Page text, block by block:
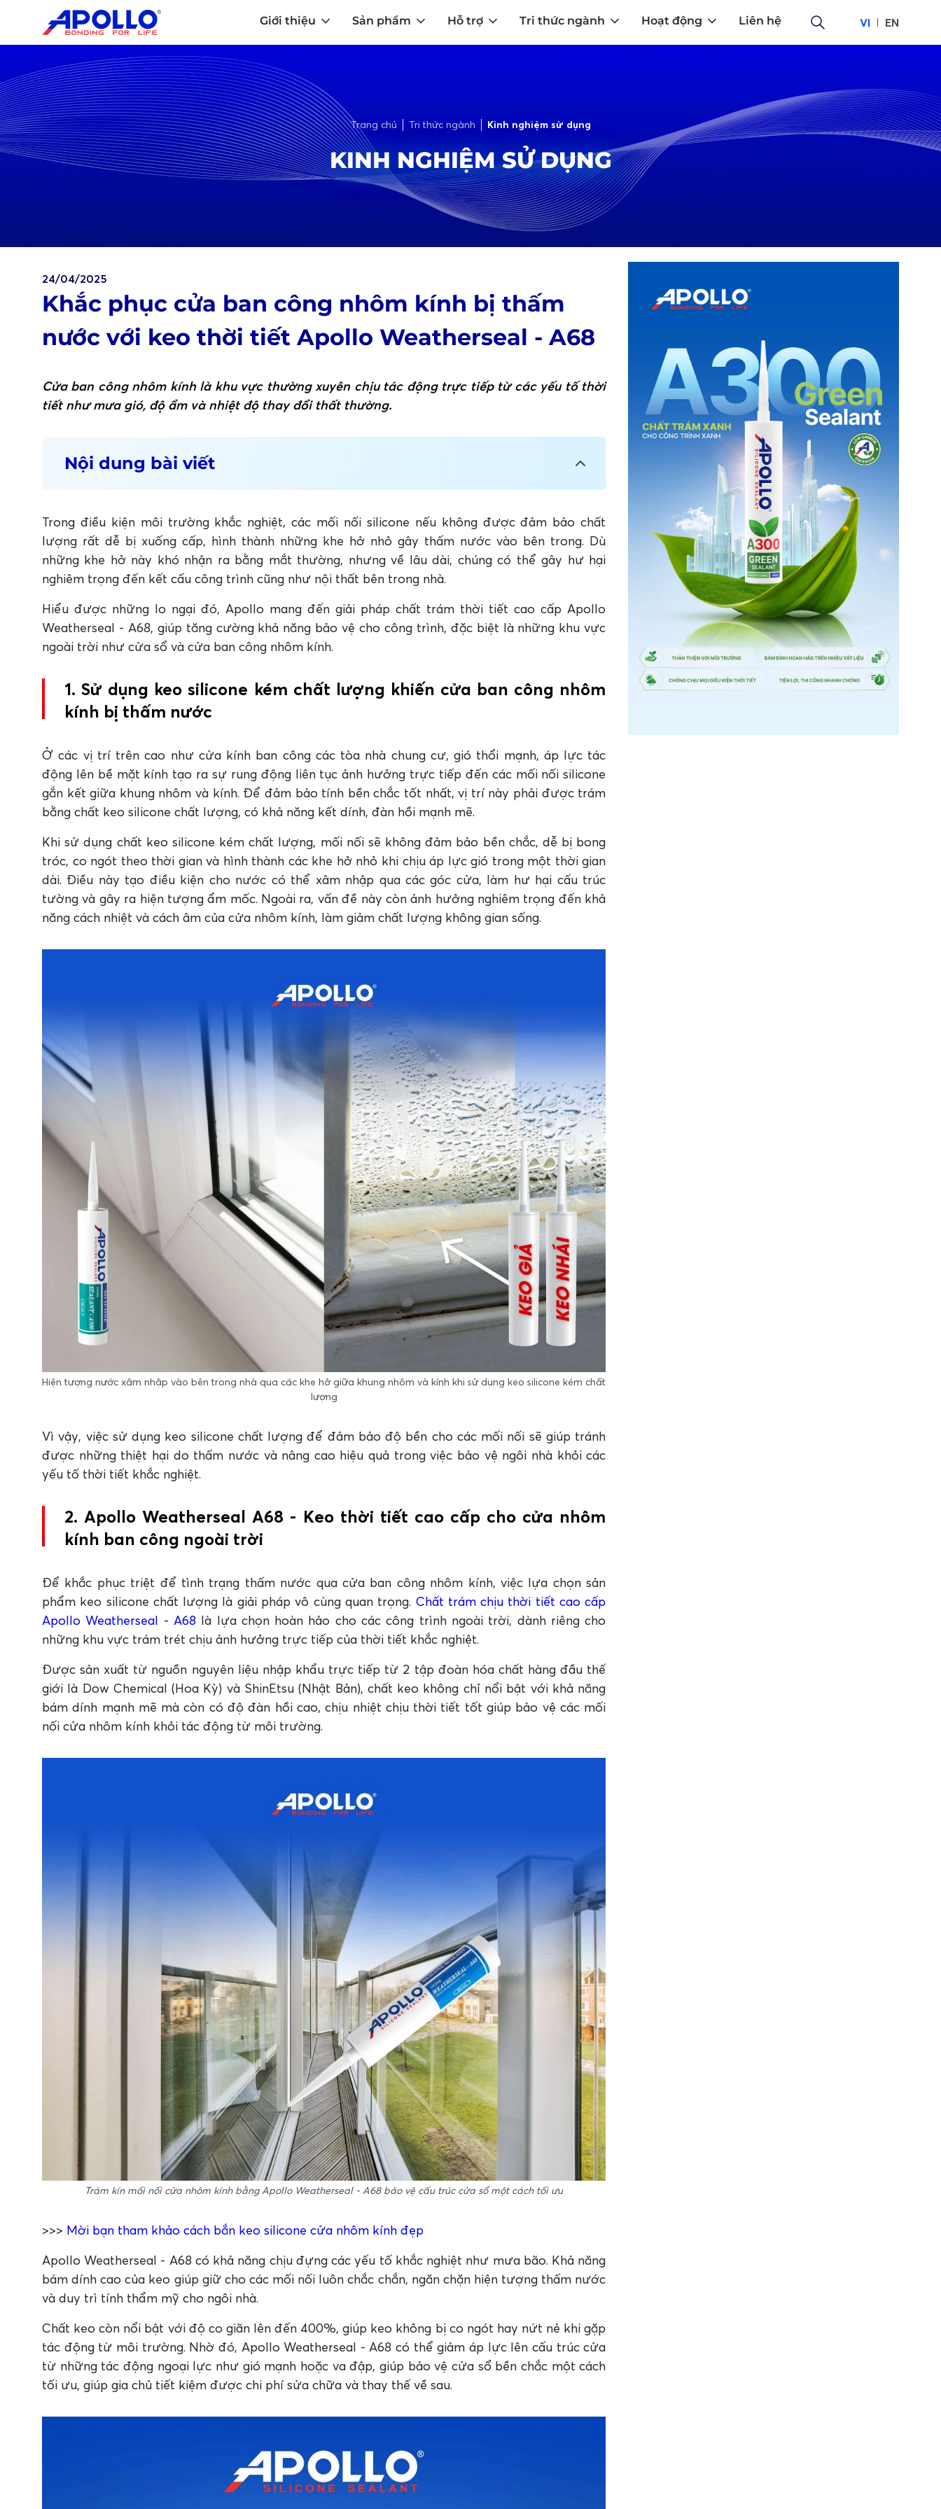
Giới thiệu Sản phẩm Hỗ trợ Tri thức ngành Hoạt động Liên hệ VI EN
Trang chủ Tri thức ngành Kinh nghiệm sử dụng
KINH NGHIỆM SỬ DỤNG
24/04/2025
Khắc phục cửa ban công nhôm kính bị thấm
nước với keo thời tiết Apollo Weatherseal - A68
Cửa ban công nhôm kính là khu vực thường xuyên chịu tác động trực tiếp từ các yếu tố thời
tiết như mưa gió, độ ẩm và nhiệt độ thay đổi thất thường.
Nội dung bài viết
1. Sử dụng keo silicone kém chất lượng khiến cửa ban công nhôm kính bị thấm nước
trời
3. Kết luận
Trong điều kiện môi trường khắc nghiệt, các mối nối silicone nếu không được đảm bảo chất
lượng rất dễ bị xuống cấp, hình thành những khe hở nhỏ gây thấm nước vào bên trong. Dù
những khe hở này khó nhận ra bằng mắt thường, nhưng về lâu dài, chúng có thể gây hư hại
nghiêm trọng đến kết cấu công trình cũng như nội thất bên trong nhà.
Hiểu được những lo ngại đó, Apollo mang đến giải pháp chất trám thời tiết cao cấp Apollo
Weatherseal - A68, giúp tăng cường khả năng bảo vệ cho công trình, đặc biệt là những khu vực
ngoài trời như cửa sổ và cửa ban công nhôm kính.
1. Sử dụng keo silicone kém chất lượng khiến cửa ban công nhôm
kính bị thấm nước
Ở các vị trí trên cao như cửa kính ban công các tòa nhà chung cư, gió thổi mạnh, áp lực tác
động lên bề mặt kính tạo ra sự rung động liên tục ảnh hưởng trực tiếp đến các mối nối silicone
gắn kết giữa khung nhôm và kính. Để đảm bảo tính bền chắc tốt nhất, vị trí này phải được trám
bằng chất keo silicone chất lượng, có khả năng kết dính, đàn hồi mạnh mẽ.
Khi sử dụng chất keo silicone kém chất lượng, mối nối sẽ không đảm bảo bền chắc, dễ bị bong
tróc, co ngót theo thời gian và hình thành các khe hở nhỏ khi chịu áp lực gió trong một thời gian
dài. Điều này tạo điều kiện cho nước có thể xâm nhập qua các góc cửa, làm hư hại cấu trúc
tường và gây ra hiện tượng ẩm mốc. Ngoài ra, vấn đề này còn ảnh hưởng nghiêm trọng đến khả
năng cách nhiệt và cách âm của cửa nhôm kính, làm giảm chất lượng không gian sống.
Hiện tượng nước xâm nhập vào bên trong nhà qua các khe hở giữa khung nhôm và kính khi sử dụng keo silicone kém chất
lượng
Vì vậy, việc sử dụng keo silicone chất lượng để đảm bảo độ bền cho các mối nối sẽ giúp tránh
được những thiệt hại do thấm nước và nâng cao hiệu quả trong việc bảo vệ ngôi nhà khỏi các
yếu tố thời tiết khắc nghiệt.
2. Apollo Weatherseal A68 - Keo thời tiết cao cấp cho cửa nhôm
kính ban công ngoài trời
Để khắc phục triệt để tình trạng thấm nước qua cửa ban công nhôm kính, việc lựa chọn sản
phẩm keo silicone chất lượng là giải pháp vô cùng quan trọng. Chất trám chịu thời tiết cao cấp
Apollo Weatherseal - A68là lựa chọn hoàn hảo cho các công trình ngoài trời, dành riêng cho
những khu vực trám trét chịu ảnh hưởng trực tiếp của thời tiết khắc nghiệt.
Được sản xuất từ nguồn nguyên liệu nhập khẩu trực tiếp từ 2 tập đoàn hóa chất hàng đầu thế
giới là Dow Chemical (Hoa Kỳ) và ShinEtsu (Nhật Bản), chất keo không chỉ nổi bật với khả năng
bám dính mạnh mẽ mà còn có độ đàn hồi cao, chịu nhiệt chịu thời tiết tốt giúp bảo vệ các mối
nối cửa nhôm kính khỏi tác động từ môi trường.
Trám kín mối nối cửa nhôm kính bằng Apollo Weatherseal - A68 bảo vệ cấu trúc cửa sổ một cách tối ưu
>>> Mời bạn tham khảo cách bắn keo silicone cửa nhôm kính đẹp
Apollo Weatherseal - A68 có khả năng chịu đựng các yếu tố khắc nghiệt như mưa bão. Khả năng
bám dính cao của keo giúp giữ cho các mối nối luôn chắc chắn, ngăn chặn hiện tượng thấm nước
và duy trì tính thẩm mỹ cho ngôi nhà.
Chất keo còn nổi bật với độ co giãn lên đến 400%, giúp keo không bị co ngót hay nứt nẻ khi gặp
tác động từ môi trường. Nhờ đó, Apollo Weatherseal - A68 có thể giảm áp lực lên cấu trúc cửa
từ những tác động ngoại lực như gió mạnh hoặc va đập, giúp bảo vệ cửa sổ bền chắc một cách
tối ưu, giúp gia chủ tiết kiệm được chi phí sửa chữa và thay thế về sau.